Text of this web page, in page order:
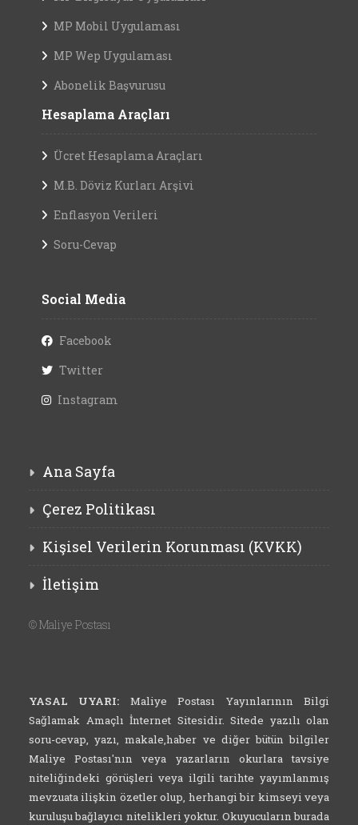
MP Mobil Uygulaması
MP Wep Uygulaması
Abonelik Başvurusu
Hesaplama Araçları
Ücret Hesaplama Araçları
M.B. Döviz Kurları Arşivi
Enflasyon Verileri
Soru-Cevap
Social Media
Facebook
Twitter
Instagram
Ana Sayfa
Çerez Politikası
Kişisel Verilerin Korunması (KVKK)
İletişim
©Maliye Postası
YASAL UYARI: Maliye Postası Yayınlarının Bilgi
Sağlamak Amaçlı İnternet Sitesidir. Sitede yazılı olan
soru-cevap, yazı, makale,haber ve diğer bütün bilgiler
Maliye Postası'nın veya yazarların okurlara tavsiye
niteliğindeki görüşleri veya ilgili tarihte yayımlanmış
mevzuata ilişkin özetler olup, herhangi bir kimseyi veya
kuruluşu bağlayıcı nitelikleri yoktur. Okuyucuların burada